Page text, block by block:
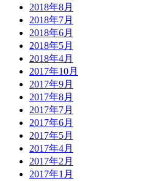
2018年8月
2018年7月
2018年6月
2018年5月
2018年4月
2017年10月
2017年9月
2017年8月
2017年7月
2017年6月
2017年5月
2017年4月
2017年2月
2017年1月